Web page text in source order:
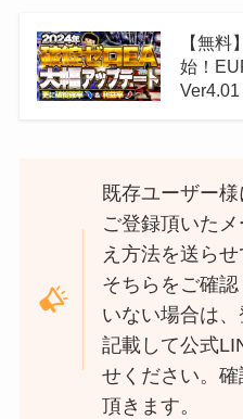
【無
始！
既存ユーザー
ご登録頂いた
え方法を送らせ
そちらをご確
いない場合は
記載して公式
せください。
頂きます。